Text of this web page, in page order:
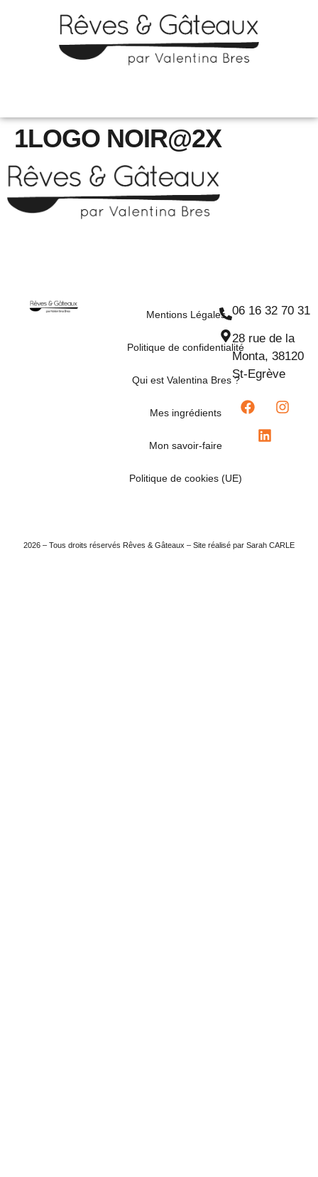
1LOGO NOIR@2X
Mentions Légales
Politique de confidentialité
Qui est Valentina Bres ?
Mes ingrédients
Mon savoir-faire
Politique de cookies (UE)
06 16 32 70 31
28 rue de la
Monta, 38120
St-Egrève
2026 – Tous droits réservés Rêves & Gâteaux – Site réalisé par Sarah CARLE